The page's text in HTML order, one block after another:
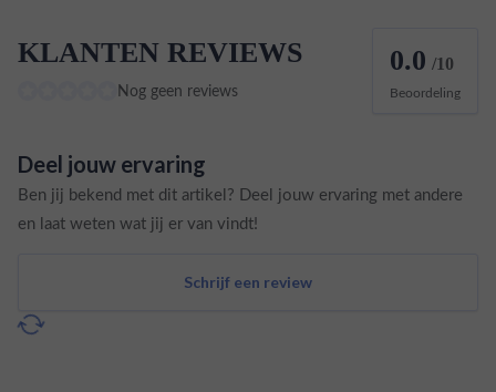
KLANTEN REVIEWS
Nog geen reviews
0.0 /10
Beoordeling
Deel jouw ervaring
Ben jij bekend met dit artikel? Deel jouw ervaring met andere
en laat weten wat jij er van vindt!
Schrijf een review